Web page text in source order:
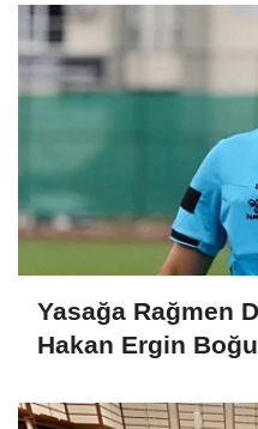
Yasağa Rağmen
Hakan Ergin